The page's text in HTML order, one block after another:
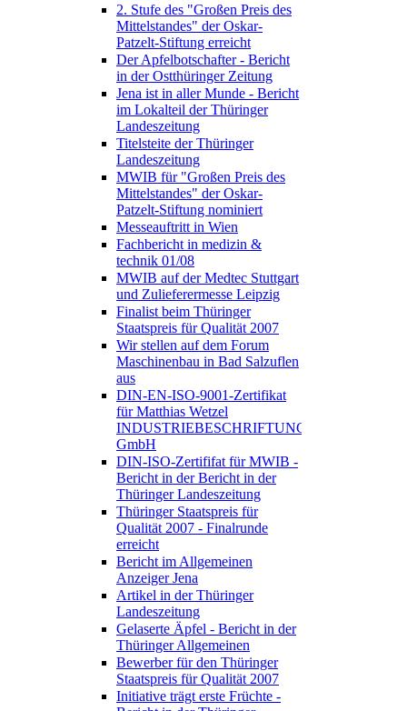
2. Stufe des "Großen Preis des
Mittelstandes" der Oskar-
Patzelt-Stiftung erreicht
Der Apfelbotschafter - Bericht
in der Ostthüringer Zeitung
Jena ist in aller Munde - Bericht
im Lokalteil der Thüringer
Landeszeitung
Titelsteite der Thüringer
Landeszeitung
MWIB für "Großen Preis des
Mittelstandes" der Oskar-
Patzelt-Stiftung nominiert
Messeauftritt in Wien
Fachbericht in medizin &
technik 01/08
MWIB auf der Medtec Stuttgart
und Zulieferermesse Leipzig
Finalist beim Thüringer
Staatspreis für Qualität 2007
Wir stellen auf dem Forum
Maschinenbau in Bad Salzuflen
aus
DIN-EN-ISO-9001-Zertifikat
für Matthias Wetzel
INDUSTRIEBESCHRIFTUNGEN
GmbH
DIN-ISO-Zertififat für MWIB -
Bericht in der Bericht in der
Thüringer Landeszeitung
Thüringer Staatspreis für
Qualität 2007 - Finalrunde
erreicht
Bericht im Allgemeinen
Anzeiger Jena
Artikel in der Thüringer
Landeszeitung
Gelaserte Äpfel - Bericht in der
Thüringer Allgemeinen
Bewerber für den Thüringer
Staatspreis für Qualität 2007
Initiative trägt erste Früchte -